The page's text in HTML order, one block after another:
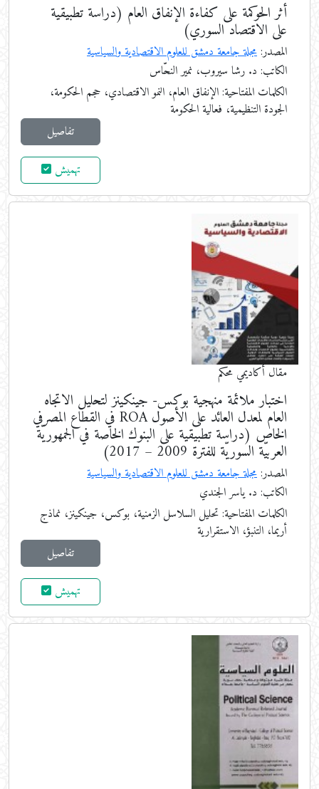
أثر الحوكمة على كفاءة الإنفاق العام (دراسة تطبيقية
على الاقتصاد السوري)
المصدر:مجلة جامعة دمشق للعلوم الاقتصادية والسياسية
الكاتب: د. رشا سيروب، نمير النحّاس
الكلمات المفتاحية:الإنفاق العام، النمو الاقتصادي، حجم الحكومة،
الجودة التنظيمية، فعالية الحكومة
تفاصيل
تهميش
مقال أكاديمي محكم
اختبار ملائمة منهجية بوكس- جينكينز لتحليل الاتجاه
العام لمعدل العائد على الأصول ROA في القطاع المصرفي
الخاص (دراسة تطبيقية على البنوك الخاصة في الجمهوريّة
العربيّة السوريّة للفترة 2009 – 2017)
المصدر:مجلة جامعة دمشق للعلوم الاقتصادية والسياسية
الكاتب: د. ياسر الجندي
الكلمات المفتاحية:تحليل السلاسل الزمنية، بوكس، جينكينز، نماذج
أريما، التنبؤ، الاستقرارية
تفاصيل
تهميش